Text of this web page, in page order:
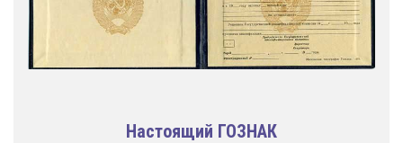
Настоящий ГОЗНАК